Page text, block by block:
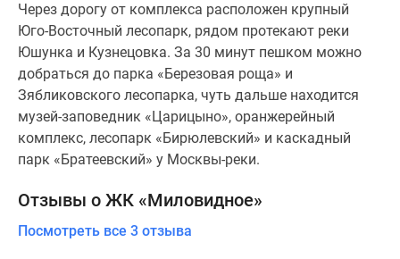
Через дорогу от комплекса расположен крупный
Юго-Восточный лесопарк, рядом протекают реки
Юшунка и Кузнецовка. За 30 минут пешком можно
добраться до парка «Березовая роща» и
Зябликовского лесопарка, чуть дальше находится
музей-заповедник «Царицыно», оранжерейный
комплекс, лесопарк «Бирюлевский» и каскадный
парк «Братеевский» у Москвы-реки.
Отзывы о ЖК «Миловидное»
Посмотреть все 3 отзыва